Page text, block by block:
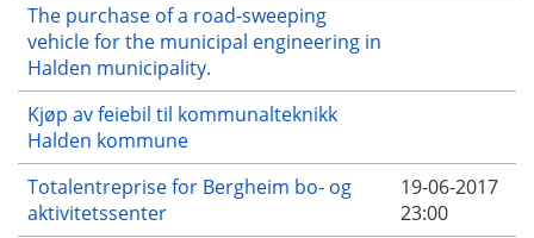
The purchase of a road-sweeping
vehicle for the municipal engineering in
Halden municipality.
Kjøp av feiebil til kommunalteknikk
Halden kommune
Totalentreprise for Bergheim bo- og
aktivitetssenter
19-06-2017
23:00